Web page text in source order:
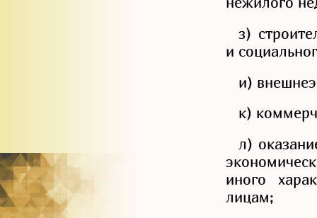
з)
и
и)
к)
л)
иного
лицам;